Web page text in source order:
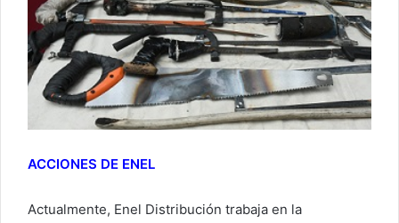
ACCIONES DE ENEL
Actualmente, Enel Distribución trabaja en la